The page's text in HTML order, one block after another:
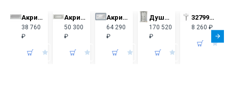
Акриловая ванна Aquatek Оберон 170x70 OBR170-0000026 слив слева, с фронтальным экраном
38 760
₽
Акриловая ванна Ove 170x70 E6D302RU-00 + каркас E6D305RU-NF
50 300
₽
Акриловая прямоугольная ванна VagnerPlast Aronia 160×75 VPBA160ARN2X-04 с каркасом VPK16070 и фронтальным экраном VPPA16002FP2-04
64 290
₽
Душевое ограждение NES 8 Black KDJ I Frame дверь 10022090-54-56L + бок.перегородка 10039090-54-56
170 520
₽
32799400Y умывальник DEBBA /60х48/ (бел) + 33799000Y пьедестал
8 260 ₽